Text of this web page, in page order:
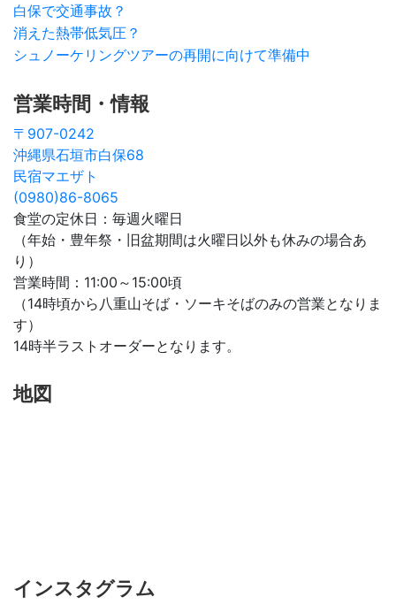
白保で交通事故？
消えた熱帯低気圧？
シュノーケリングツアーの再開に向けて準備中
営業時間・情報
〒907-0242
沖縄県石垣市白保68
民宿マエザト
(0980)86-8065
食堂の定休日：毎週火曜日
（年始・豊年祭・旧盆期間は火曜日以外も休みの場合あ
り）
営業時間：11:00～15:00頃
（14時頃から八重山そば・ソーキそばのみの営業となりま
す）
14時半ラストオーダーとなります。
地図
インスタグラム